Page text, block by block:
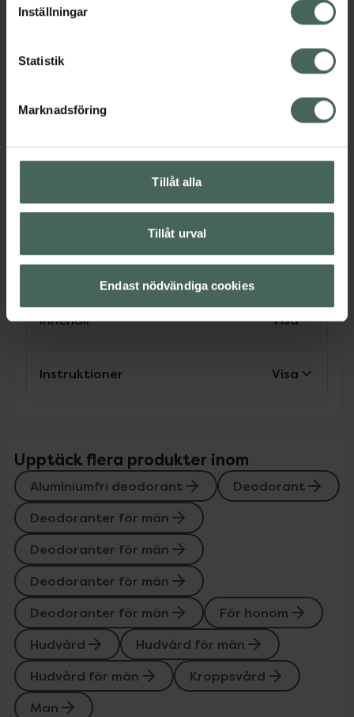
Inställningar
Statistik
Marknadsföring
Tillåt alla
Tillåt urval
Endast nödvändiga cookies
deodorant i en förpackning om 250 ml. Håll
dig fräsch hela dagen med Bulldog Original
Aluminiumfri deodorantDeodorant
Deodoranter för män
Deodoranter för män
Deodoranter för män För honom
KroppsvårdMan
Innehåll Visa
Instruktioner Visa
Upptäck flera produkter inom
Aluminiumfri deodorant
Deodorant
Deodoranter för män
Deodoranter för män
Deodoranter för män
Deodoranter för män
För honom
Hudvård
Hudvård för män
Hudvård för män
Kroppsvård
Man